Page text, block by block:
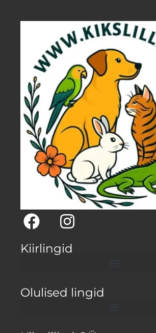
Kiirlingid
Olulised lingid